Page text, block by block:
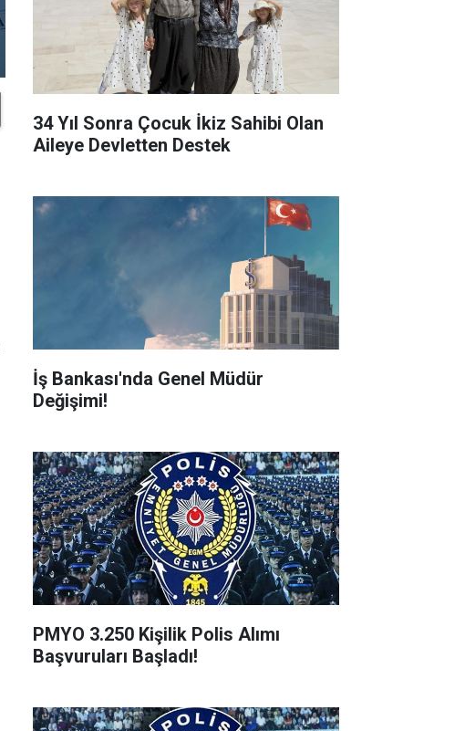
34 Yıl Sonra Çocuk İkiz Sahibi Olan
Aileye Devletten Destek
İş Bankası'nda Genel Müdür
Değişimi!
PMYO 3.250 Kişilik Polis Alımı
Başvuruları Başladı!